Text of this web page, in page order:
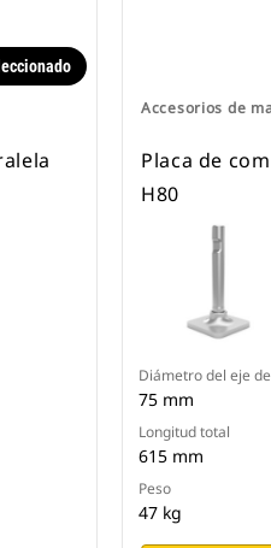
Accesorios de
Placa de
H80
Diámetro del eje
75 mm
Longitud total
615 mm
Peso
47 kg